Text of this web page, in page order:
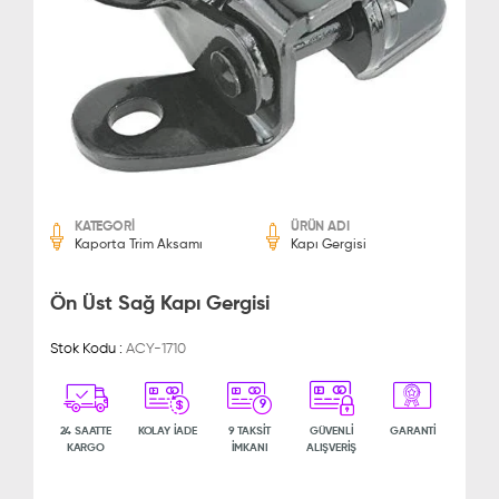
KATEGORİ
Kaporta Trim Aksamı
ÜRÜN ADI
Kapı Gergisi
Ön Üst Sağ Kapı Gergisi
Stok Kodu : ACY-1710
24 SAATTE
KARGO
KOLAY İADE
9
9 TAKSİT
İMKANI
GÜVENLİ
ALIŞVERİŞ
GARANTİ